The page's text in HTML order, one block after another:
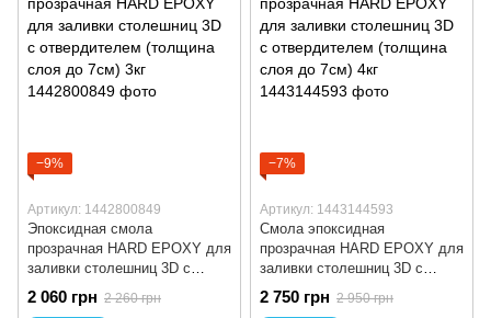
−9%
Артикул: 1442800849
Эпоксидная смола
прозрачная HARD EPOXY для
заливки столешниц 3D с
отвердителем (толщина слоя
до 7см) 3кг
2 060 грн 2 260 грн
−7%
Артикул: 1443144593
Смола эпоксидная
прозрачная HARD EPOXY для
заливки столешниц 3D с
отвердителем (толщина слоя
до 7см) 4кг
2 750 грн 2 950 грн